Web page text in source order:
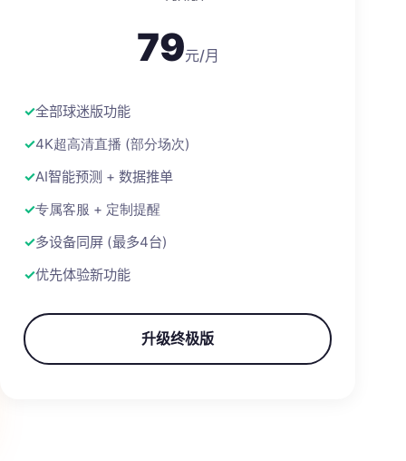
79元/月
全部球迷版功能
4K超高清直播 (部分场次)
AI智能预测 + 数据推单
专属客服 + 定制提醒
多设备同屏 (最多4台)
优先体验新功能
升级终极版